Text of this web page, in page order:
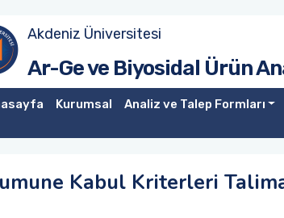
Akdeniz Üniversitesi
Ar-Ge ve Biyosidal Ürün
Kurumsal Analiz ve Talep Formları
Kabul Kriterleri
Talimatı